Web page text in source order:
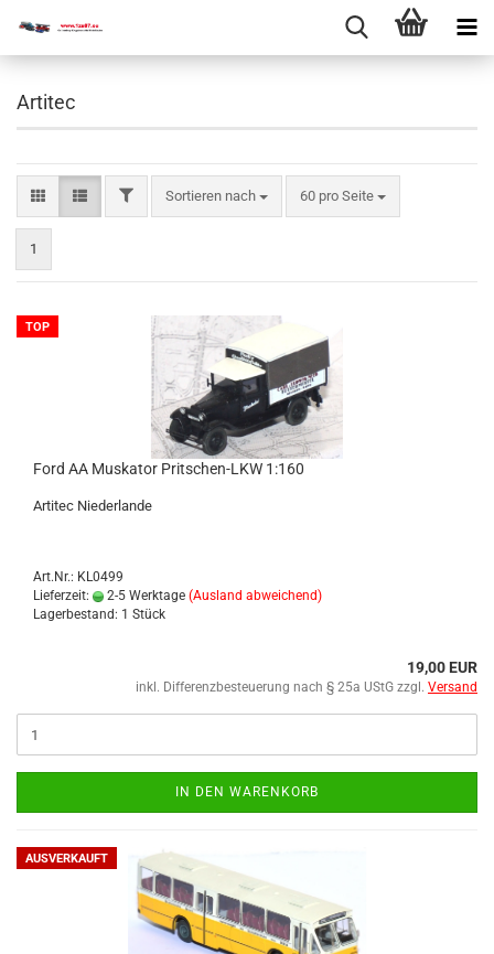
Artitec
Sortieren nach 60 pro Seite
1
TOP
Ford AA Mus­ka­tor Pritschen-​​LKW 1:160
Ar­ti­tec Nie­der­lan­de
Art.Nr.: KL0499
Lieferzeit:
2-5 Werktage (Ausland abweichend)
Lagerbestand: 1 Stück
19,00 EUR
inkl. Differenzbesteuerung nach § 25a UStG zzgl. Versand
IN DEN WARENKORB
AUSVERKAUFT